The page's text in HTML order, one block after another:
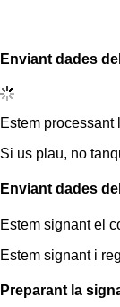
Enviant dades
Estem processant
Si us plau, no
Enviant dades
Estem signant el
Estem signant i
Preparant la